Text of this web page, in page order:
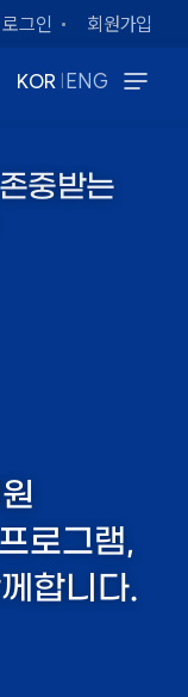
로그인 회원가입
KOR | ENG
중받는
로그램,
합니다.